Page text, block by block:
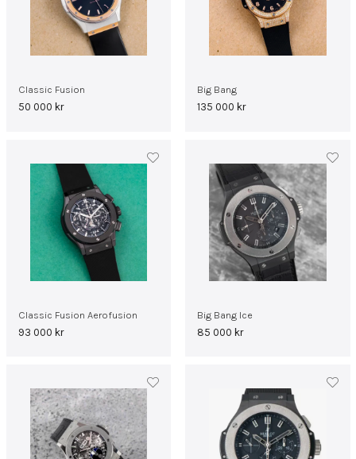
Classic Fusion
50 000 kr
Big Bang
135 000 kr
Classic Fusion Aerofusion
93 000 kr
Big Bang Ice
85 000 kr